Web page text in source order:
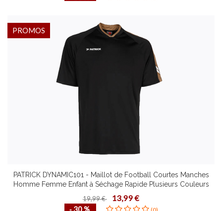
PATRICK DYNAMIC101 - Maillot de Football Courtes Manches
Homme Femme Enfant à Séchage Rapide Plusieurs Couleurs
Tailles Étirement Dynamique
19,99 € 13,99 €
‐ 30 %
PROMOS